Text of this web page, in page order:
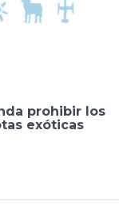
prohibir los
exóticas